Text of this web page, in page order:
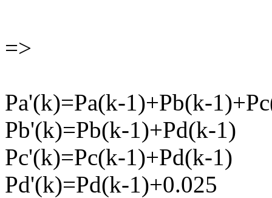
=>
Pa'(k)=Pa(k-1)+Pb(k-
Pb'(k)=Pb(k-1)+Pd(k-1)
Pc'(k)=Pc(k-1)+Pd(k-1)
Pd'(k)=Pd(k-1)+0.025